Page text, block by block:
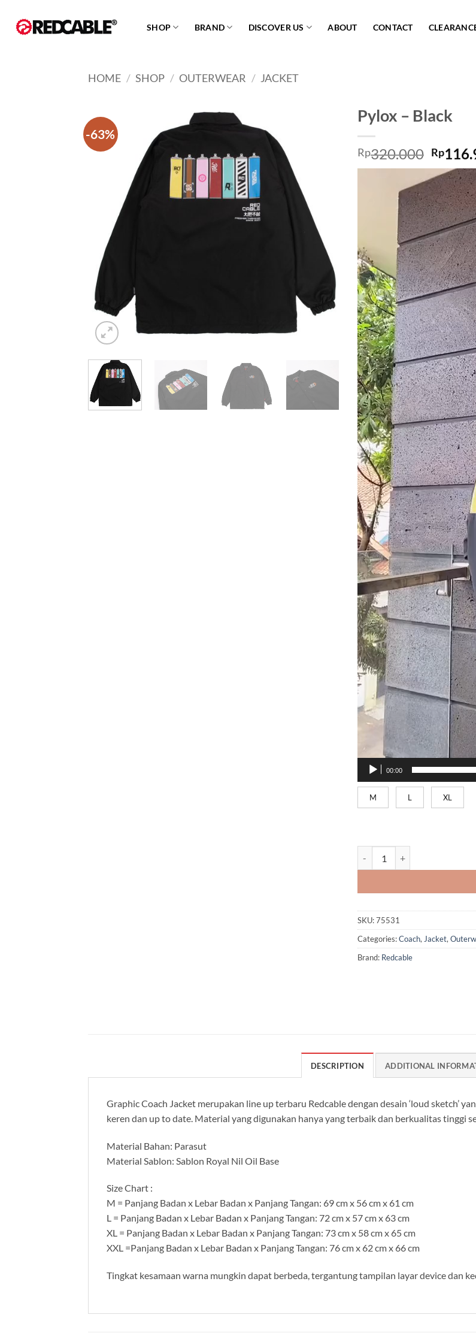
content
SHOP BRAND DISCOVER US ABOUT CONTACT
HOME / SHOP / OUTERWEAR / JACKET
-63%
Pylox – Black
Rp320.000 Rp
00:00
M L XL
SKU:75531
Categories:Coach, Jacket,
Brand: Redcable
DESCRIPTION ADDITIONAL
Graphic Coach Jacket merupakan line up terbaru Redcable dengan desain ‘loud sketch’
keren dan up to date. Material yang digunakan hanya yang terbaik dan berkualitas tinggi
Material Bahan: Parasut
Material Sablon: Sablon Royal Nil Oil Base
Size Chart :
M = Panjang Badan x Lebar Badan x Panjang Tangan: 69 cm x 56 cm x 61 cm
L = Panjang Badan x Lebar Badan x Panjang Tangan: 72 cm x 57 cm x 63 cm
XL = Panjang Badan x Lebar Badan x Panjang Tangan: 73 cm x 58 cm x 65 cm
XXL =Panjang Badan x Lebar Badan x Panjang Tangan: 76 cm x 62 cm x 66 cm
Tingkat kesamaan warna mungkin dapat berbeda, tergantung tampilan layar device dan